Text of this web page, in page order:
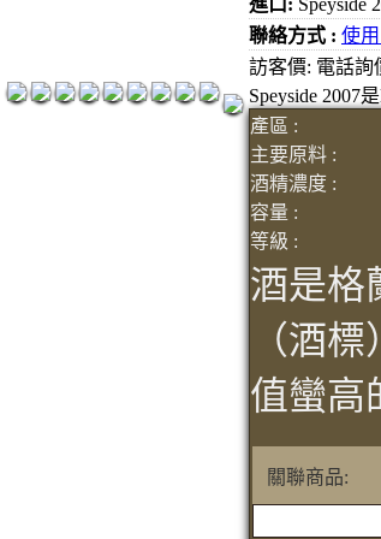
進口: Speyside
聯絡方式 : 使
訪客價: 電話詢
Speyside 2007
產區 :
主要原料 :
酒精濃度 :
容量 :
等級 :
酒是格
（酒
值蠻高
關聯商品: